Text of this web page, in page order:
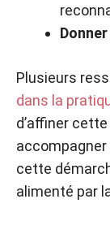
Donner
Plusieurs
dans la
d’affiner
accompagner
cette
alimenté par